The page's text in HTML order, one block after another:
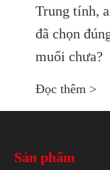
Trung tính,
đã chọn
muối chưa?
Đọc thêm >
Sản phẩm